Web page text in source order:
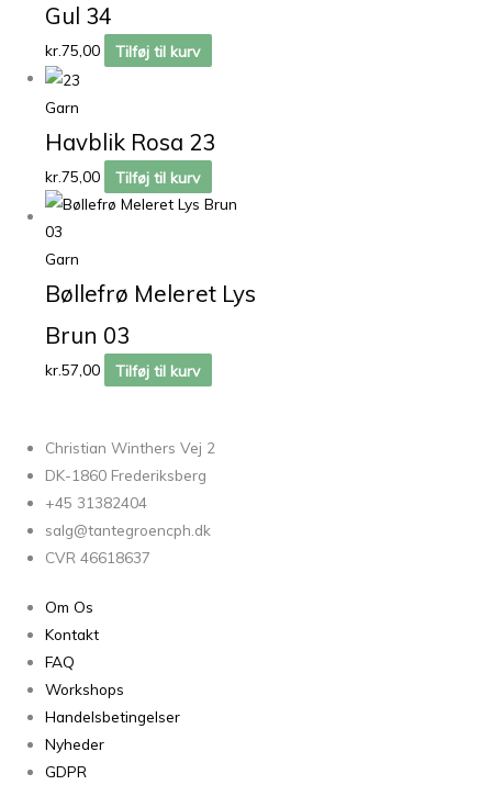
Gul 34
kr.75,00 Tilføj til kurv
Garn
Havblik Rosa 23
kr.75,00 Tilføj til kurv
Garn
Bøllefrø Meleret Lys
Brun 03
kr.57,00 Tilføj til kurv
Christian Winthers Vej 2
DK-1860 Frederiksberg
+45 31382404
salg@tantegroencph.dk
CVR 46618637
Om Os
Kontakt
FAQ
Workshops
Handelsbetingelser
Nyheder
GDPR